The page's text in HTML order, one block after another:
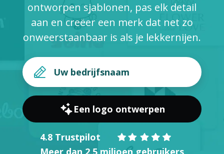
Gedrukte producten
Over
Blog
INLOGGEN
ontworpen sjablonen, pas elk detail
aan en creëer een merk dat net zo
onweerstaanbaar is als je lekkernijen.
Een logo ontwerpen
4.8 Trustpilot
Meer dan 2,5 miljoen gebruikers